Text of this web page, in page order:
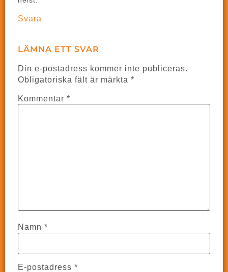
Svara
LÄMNA ETT SVAR
Din e-postadress kommer inte publiceras.
Obligatoriska fält är märkta*
Kommentar*
Namn*
E-postadress*